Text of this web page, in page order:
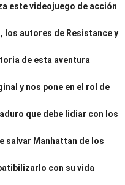
este videojuego de acción
los autores de Resistance y
de esta aventura
y nos pone en el rol de
que debe lidiar con los
salvar Manhattan de los
con su vida